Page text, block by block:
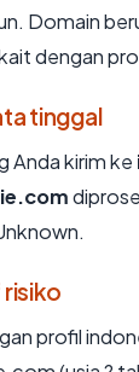
Domain
dengan
tinggal
Anda kirim ke
profil